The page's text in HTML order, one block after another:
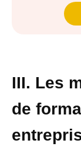
III. Les
de